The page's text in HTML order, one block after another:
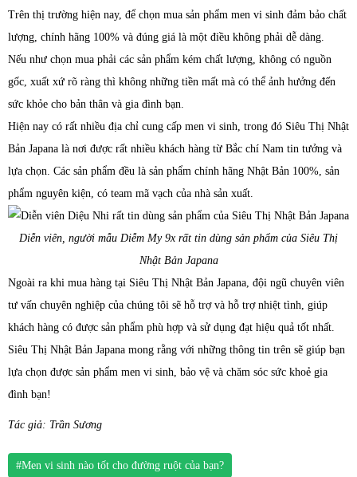
Trên thị trường hiện nay, để chọn mua sản phẩm men vi sinh đảm bảo chất
lượng, chính hãng 100% và đúng giá là một điều không phải dễ dàng.
Nếu như chọn mua phải các sản phẩm kém chất lượng, không có nguồn
gốc, xuất xứ rõ ràng thì không những tiền mất mà có thể ảnh hưởng đến
sức khỏe cho bản thân và gia đình bạn.
Hiện nay có rất nhiều địa chỉ cung cấp men vi sinh, trong đó Siêu Thị Nhật
Bản Japana là nơi được rất nhiều khách hàng từ Bắc chí Nam tin tưởng và
lựa chọn. Các sản phẩm đều là sản phẩm chính hãng Nhật Bản 100%, sản
phẩm nguyên kiện, có team mã vạch của nhà sản xuất.
Diễn viên, người mẫu Diễm My 9x rất tin dùng sản phẩm của Siêu Thị
Nhật Bản Japana
Ngoài ra khi mua hàng tại Siêu Thị Nhật Bản Japana, đội ngũ chuyên viên
tư vấn chuyên nghiệp của chúng tôi sẽ hỗ trợ và hỗ trợ nhiệt tình, giúp
khách hàng có được sản phẩm phù hợp và sử dụng đạt hiệu quả tốt nhất.
Siêu Thị Nhật Bản Japana mong rằng với những thông tin trên sẽ giúp bạn
lựa chọn được sản phẩm men vi sinh, bảo vệ và chăm sóc sức khoẻ gia
đình bạn!
Tác giả: Trần Sương
#Men vi sinh nào tốt cho đường ruột của bạn?